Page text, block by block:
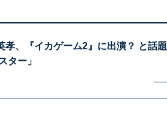
孝、『イカゲーム2』に出演？ と話題
ター」